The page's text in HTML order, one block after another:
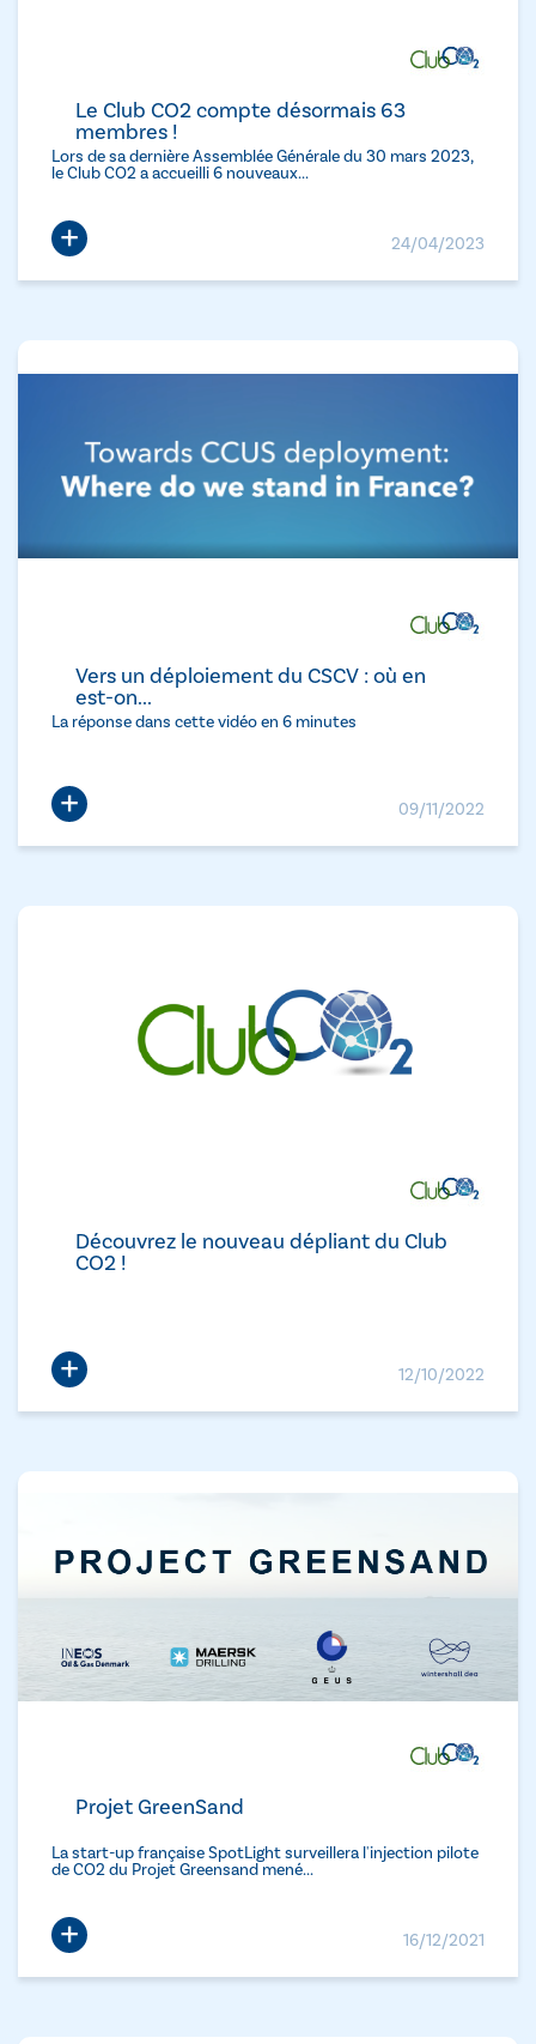
Le Club CO2 compte désormais 63
membres !
Lors de sa dernière Assemblée Générale du 30 mars 2023,
le Club CO2 a accueilli 6 nouveaux...
+ 24/04/2023
Vers un déploiement du CSCV : où en
est-on...
La réponse dans cette vidéo en 6 minutes
+ 09/11/2022
Découvrez le nouveau dépliant du Club
CO2 !
+ 12/10/2022
Projet GreenSand
La start-up française SpotLight surveillera l'injection pilote
de CO2 du Projet Greensand mené...
+ 16/12/2021